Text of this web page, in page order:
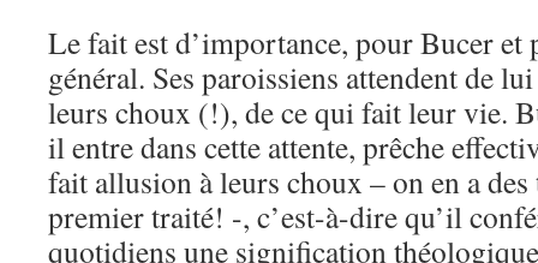
Le fait est d’importance, pour Bucer
général. Ses paroissiens attendent de
leurs choux (!), de ce qui fait leur vie.
il entre dans cette attente, prêche
fait allusion à leurs choux – on en a des
premier traité! -, c’est-à-dire qu’il
quotidiens une signification